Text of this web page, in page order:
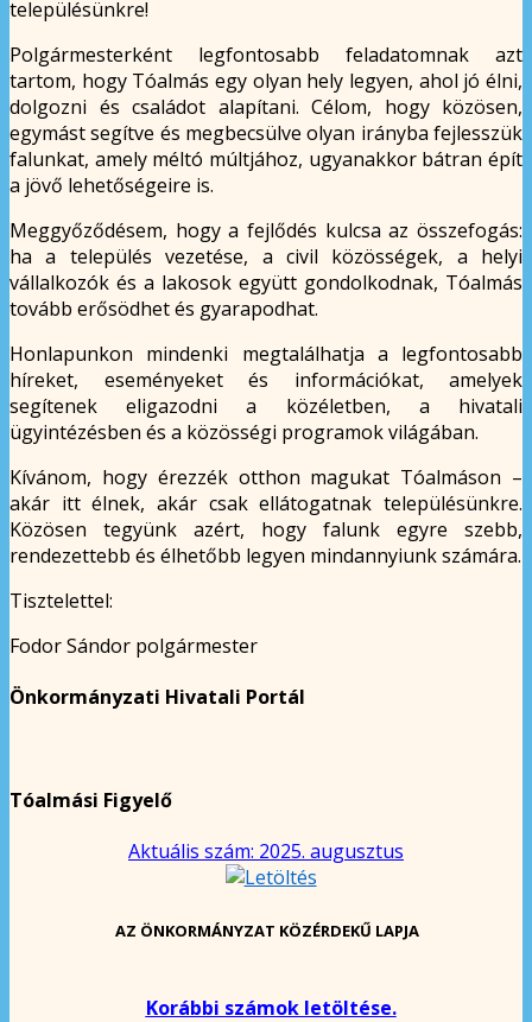
településünkre!
Polgármesterként legfontosabb feladatomnak azt
tartom, hogy Tóalmás egy olyan hely legyen, ahol jó élni,
dolgozni és családot alapítani. Célom, hogy közösen,
egymást segítve és megbecsülve olyan irányba fejlesszük
falunkat, amely méltó múltjához, ugyanakkor bátran épít
a jövő lehetőségeire is.
Meggyőződésem, hogy a fejlődés kulcsa az összefogás:
ha a település vezetése, a civil közösségek, a helyi
vállalkozók és a lakosok együtt gondolkodnak, Tóalmás
tovább erősödhet és gyarapodhat.
Honlapunkon mindenki megtalálhatja a legfontosabb
híreket, eseményeket és információkat, amelyek
segítenek eligazodni a közéletben, a hivatali
ügyintézésben és a közösségi programok világában.
Kívánom, hogy érezzék otthon magukat Tóalmáson –
akár itt élnek, akár csak ellátogatnak településünkre.
Közösen tegyünk azért, hogy falunk egyre szebb,
rendezettebb és élhetőbb legyen mindannyiunk számára.
Tisztelettel:
Fodor Sándor polgármester
Önkormányzati Hivatali Portál
Tóalmási Figyelő
Aktuális szám: 2025. augusztus
AZ ÖNKORMÁNYZAT KÖZÉRDEKŰ LAPJA
Korábbi számok letöltése.